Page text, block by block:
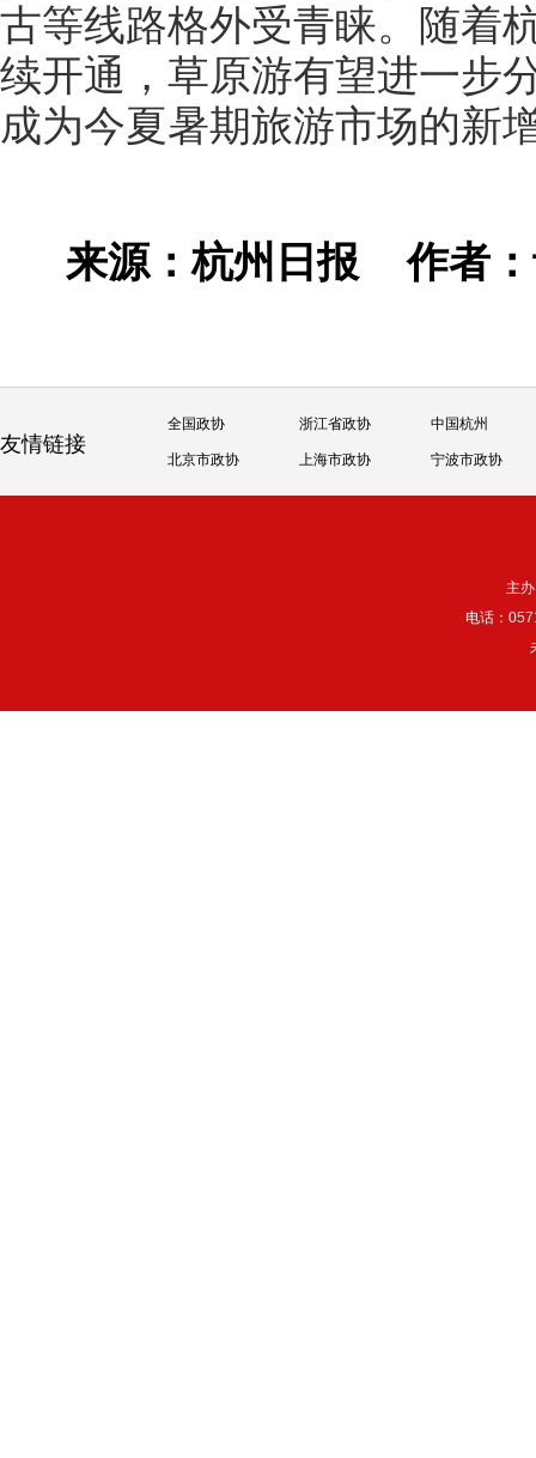
古等线路格外受青睐。随着
续开通，草原游有望进一步
成为今夏暑期旅游市场的新
来源：杭州日报作者
友情链接
全国政协 浙江省政协 中国杭州
北京市政协 上海市政协 宁波市政协
主
电话：